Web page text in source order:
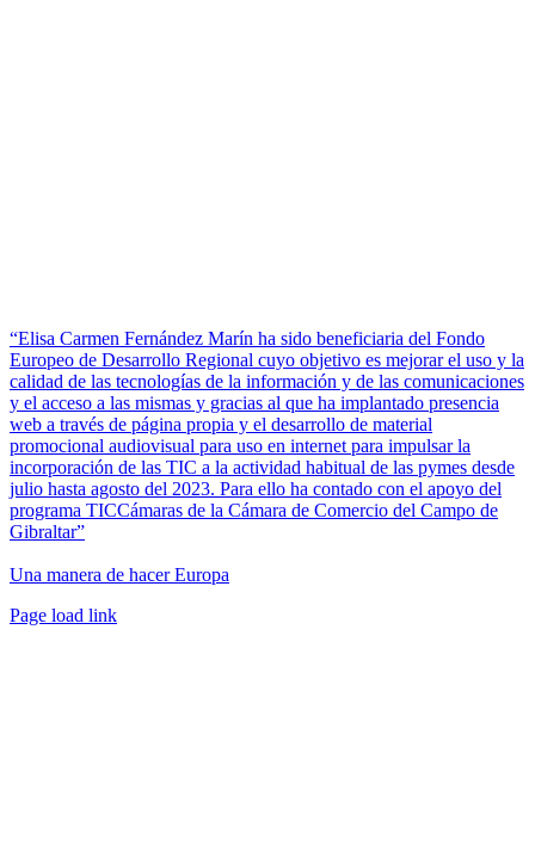
“Elisa Carmen Fernández Marín ha sido beneficiaria del Fondo
Europeo de Desarrollo Regional cuyo objetivo es mejorar el uso y la
calidad de las tecnologías de la información y de las comunicaciones
y el acceso a las mismas y gracias al que ha implantado presencia
web a través de página propia y el desarrollo de material
promocional audiovisual para uso en internet para impulsar la
incorporación de las TIC a la actividad habitual de las pymes desde
julio hasta agosto del 2023. Para ello ha contado con el apoyo del
programa TICCámaras de la Cámara de Comercio del Campo de
Gibraltar”
Una manera de hacer Europa
Facebook
Twitter
Instagram
Pinterest
Page load link